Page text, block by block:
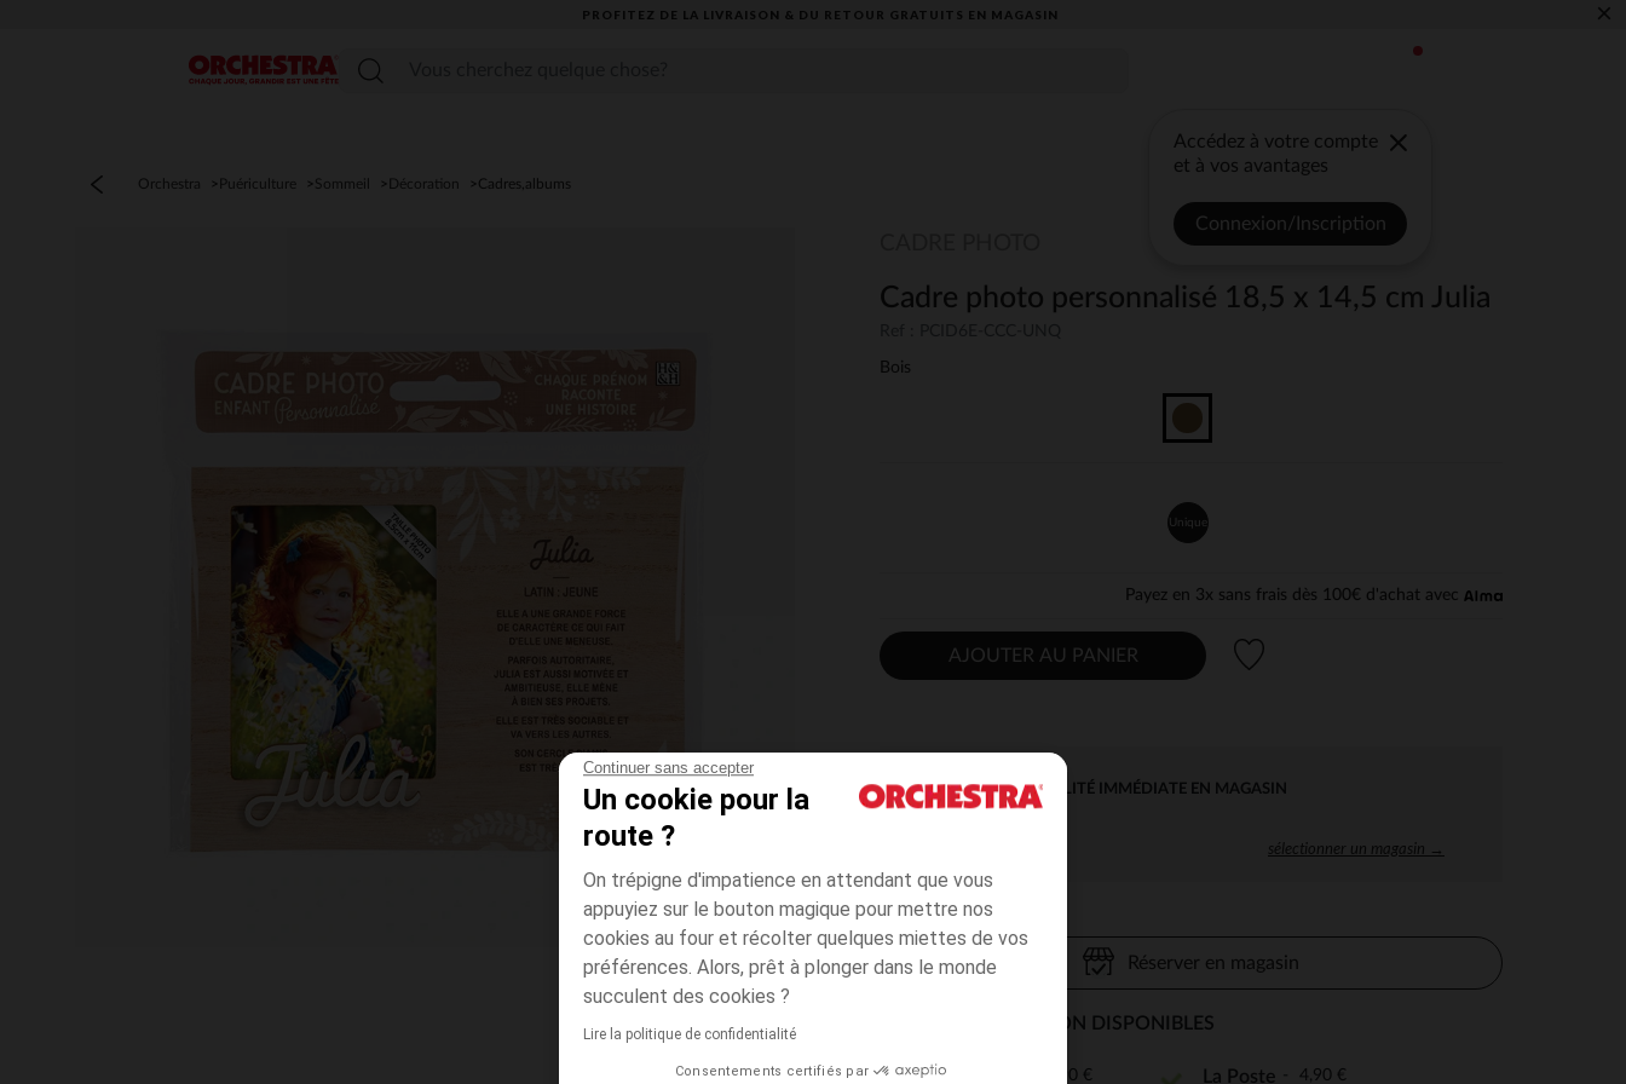
Continuer sans accepter
Un cookie pour la
route ?
On trépigne d'impatience en attendant que vous
appuyiez sur le bouton magique pour mettre nos
cookies au four et récolter quelques miettes de vos
préférences. Alors, prêt à plonger dans le monde
succulent des cookies ?
Lire la politique de confidentialité
Consentements certifiés par
PROFITEZ DE LA LIVRAISON & DU RETOUR GRATUITS EN MAGASIN​ ×
Menu
Accédez à votre compte
et à vos avantages
Connexion/Inscription
Orchestra Puériculture Sommeil Décoration Cadres,albums
Cadre photo personnalisé 18,5 x 14,5 cm Julia
Bois
Unique
Payez en 3x sans frais dès 100€ d'achat avec
AJOUTER AU PANIER
DISPONIBILITÉ IMMÉDIATE EN MAGASIN
sélectionner un magasin →
Réserver en magasin
MODES DE LIVRAISON DISPONIBLES
Point Relais 4,90 € La Poste 4,90 €